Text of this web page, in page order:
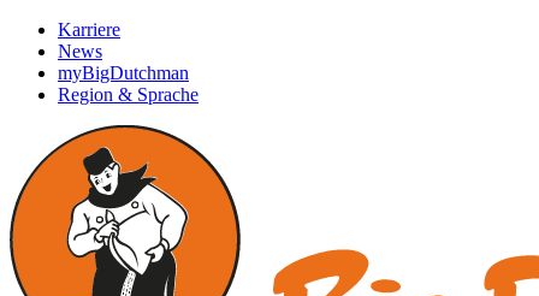
Karriere
News
myBigDutchman
Region & Sprache